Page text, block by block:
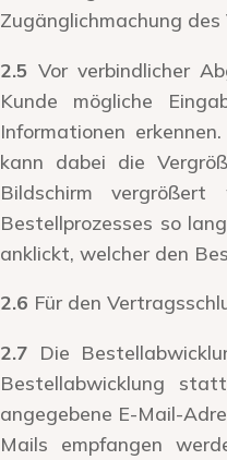
Zugänglichmachung
2.5 Vor verbindlicher
Kunde mögliche
Informationen
kann dabei die
Bildschirm
Bestellprozesses so
anklickt, welcher den
2.6 Für den
2.7 Die
Bestellabwicklung
angegebene E-Mail-
Mails empfangen